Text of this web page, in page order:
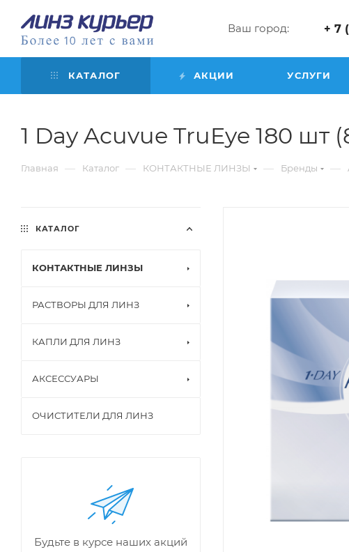
Ваш город: + 7
КАТАЛОГ АКЦИИ УСЛУГИ
1 Day Acuvue TruEye 180 шт
Главная — Каталог — КОНТАКТНЫЕ ЛИНЗЫ — Бренды —
КАТАЛОГ
КОНТАКТНЫЕ ЛИНЗЫ
РАСТВОРЫ ДЛЯ ЛИНЗ
КАПЛИ ДЛЯ ЛИНЗ
АКСЕССУАРЫ
ОЧИСТИТЕЛИ ДЛЯ ЛИНЗ
Будьте в курсе наших акций